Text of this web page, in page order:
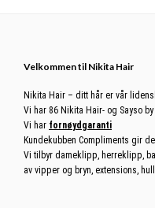
Footer
Velkommen til Nikita Hair
Nikita Hair – ditt hår er vår
Vi har 86 Nikita Hair- og Sayso
Vi har fornøydgaranti
Kundekubben Compliments gir
Vi tilbyr dameklipp, herreklipp,
av vipper og bryn, extensions,